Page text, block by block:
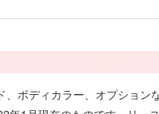
ボディカラー、オプション